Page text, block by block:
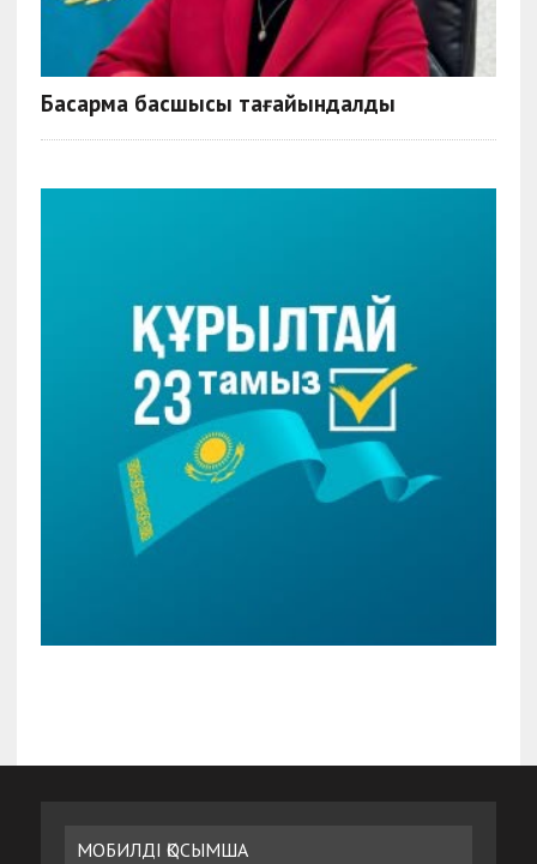
Басқарма басшысы тағайындалды
МОБИЛДІ ҚОСЫМША